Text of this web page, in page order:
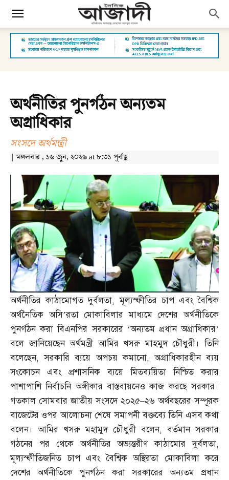
অর্থনীতির পুনর্গঠন অন্যতম
অগ্রাধিকার
সংসদে অর্থমন্ত্রী
| মঙ্গলবার , ১৬ জুন, ২০২৬ at ৮:৩১ পূর্বাহ্ণ
অর্থনীতির কাঠামোগত দুর্বলতা,মূল্যস্ফীতির চাপ এবং বৈশ্বিক
অর্থনৈতিক অসি’রতা মোকাবিলার মাধ্যমে দেশের অর্থনীতিকে
পুনর্গঠন করা বিএনপির সরকারের ‘অন্যতম প্রধান অগ্রাধিকার’
বলে জানিয়েছেন অর্থমন্ত্রী আমির খসরু মাহমুদ চৌধুরী। তিনি
বলেছেন,সরকারি ব্যয়ে অপচয় কমানো,অগ্রাধিকারহীন ব্যয়
সংকোচন এবং প্রশাসনিক ব্যয়ে মিতব্যয়িতা নিশ্চিত করার
পাশাপাশি নির্বাচনি অঙ্গীকার বাস্তবায়নেও কাজ করছে সরকার।
গতকাল সোমবার জাতীয় সংসদে ২০২৫–২৬ অর্থবছরের সম্পূরক
বাজেটের ওপর আলোচনা শেষে সমাপনী বক্তব্যে তিনি এসব কথা
বলেন। আমির খসরু মহামুদ চৌধুরী বলেন,বর্তমান সরকার
গঠনের পর থেকে অর্থনীতির অভ্যন্তরীণ কাঠামোর দুর্বলতা,
মূল্যস্ফীতিজনিত চাপ এবং বৈশ্বিক অস্থিরতা মোকাবিলা করে
দেশের অর্থনীতিকে পুনর্গঠন করা সরকারের অন্যতম প্রধান